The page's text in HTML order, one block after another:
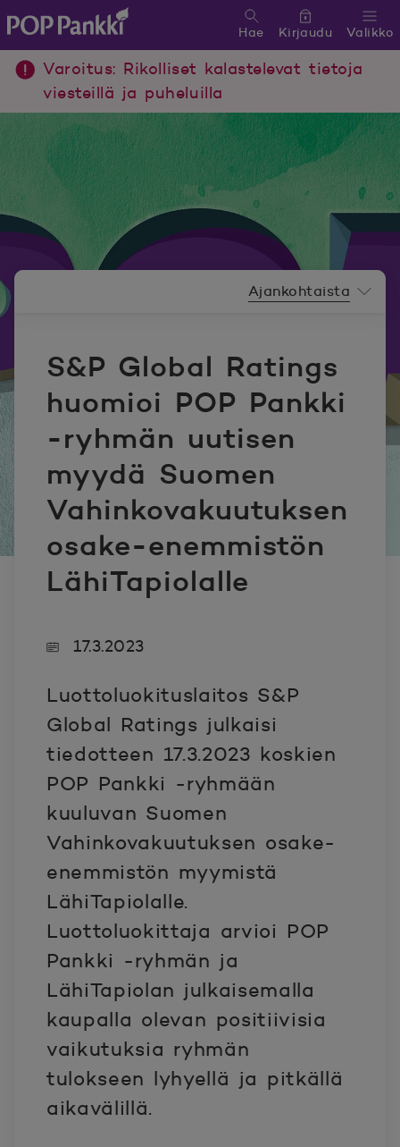
POP Pankki, etusivulle
Valikko
Hae Kirjaudu
Varoitus: Rikolliset kalastelevat tietoja
viesteillä ja puheluilla
S&P Global Ratings
huomioi POP Pankki
-ryhmän uutisen
myydä Suomen
Vahinkovakuutuksen
osake-enemmistön
LähiTapiolalle
Ajankohtaista
17.3.2023
Luottoluokituslaitos S&P
Global Ratings julkaisi
tiedotteen 17.3.2023 koskien
POP Pankki -ryhmään
kuuluvan Suomen
Vahinkovakuutuksen osake-
enemmistön myymistä
LähiTapiolalle.
Luottoluokittaja arvioi POP
Pankki -ryhmän ja
LähiTapiolan julkaisemalla
kaupalla olevan positiivisia
vaikutuksia ryhmän
tulokseen lyhyellä ja pitkällä
aikavälillä.